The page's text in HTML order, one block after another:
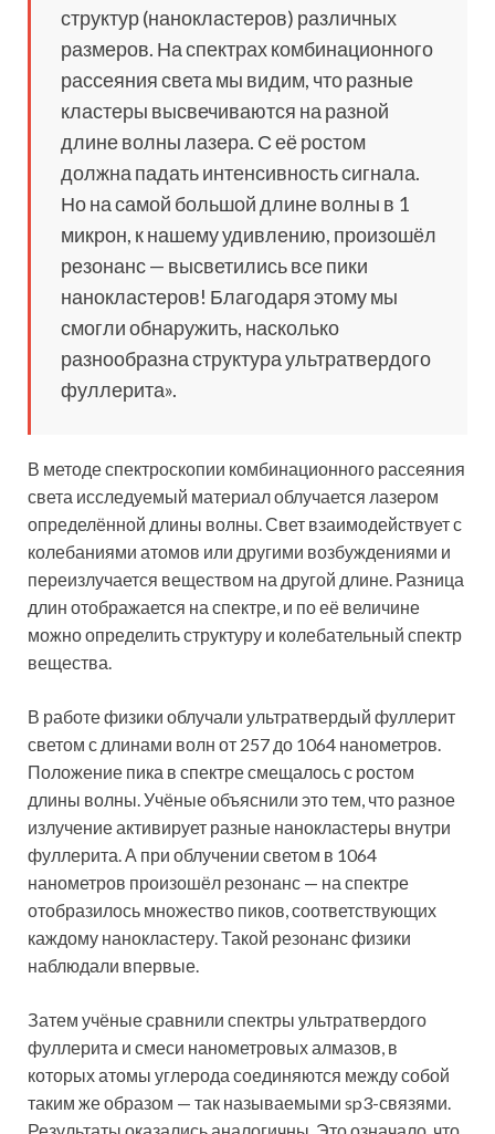
структур (нанокластеров) различных
размеров. На спектрах комбинационного
рассеяния света мы видим, что разные
кластеры высвечиваются на разной
длине волны лазера. С её ростом
должна падать интенсивность сигнала.
Но на самой большой длине волны в 1
микрон, к нашему удивлению, произошёл
резонанс — высветились все пики
нанокластеров! Благодаря этому мы
смогли обнаружить, насколько
разнообразна структура ультратвердого
фуллерита».
В методе спектроскопии комбинационного рассеяния
света исследуемый материал облучается лазером
определённой длины волны. Свет взаимодействует с
колебаниями атомов или другими возбуждениями и
переизлучается веществом на другой длине. Разница
длин отображается на спектре, и по её величине
можно определить структуру и колебательный спектр
вещества.
В работе физики облучали ультратвердый фуллерит
светом с длинами волн от 257 до 1064 нанометров.
Положение пика в спектре смещалось с ростом
длины волны. Учёные объяснили это тем, что разное
излучение активирует разные нанокластеры внутри
фуллерита. А при облучении светом в 1064
нанометров произошёл резонанс — на спектре
отобразилось множество пиков, соответствующих
каждому нанокластеру. Такой резонанс физики
наблюдали впервые.
Затем учёные сравнили спектры ультратвердого
фуллерита и смеси нанометровых алмазов, в
которых атомы углерода соединяются между собой
таким же образом — так называемыми sp3-связями.
Результаты оказались аналогичны. Это означало, что